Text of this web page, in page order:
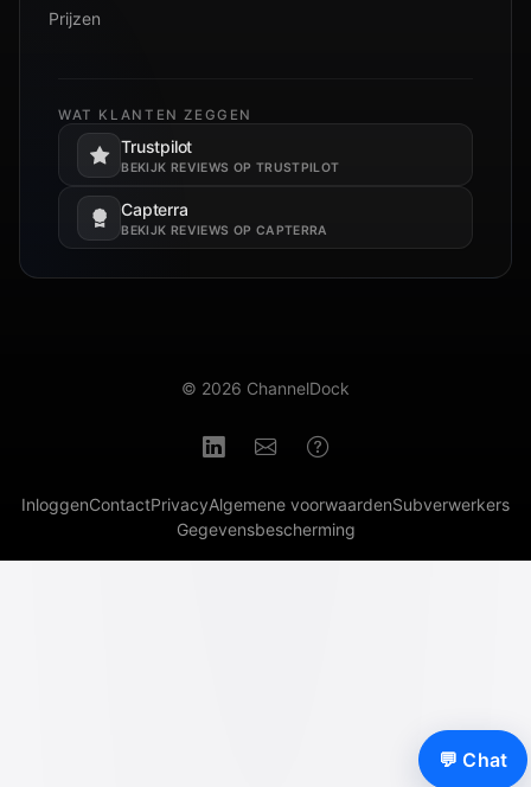
💬 Chat
Prijzen
WAT KLANTEN ZEGGEN
Trustpilot
BEKIJK REVIEWS OP TRUSTPILOT
Opent in een nieuw tabblad.
Capterra
BEKIJK REVIEWS OP CAPTERRA
Opent in een nieuw tabblad.
© 2026 ChannelDock
InloggenContactPrivacyAlgemene voorwaardenSubverwerkers
Gegevensbescherming